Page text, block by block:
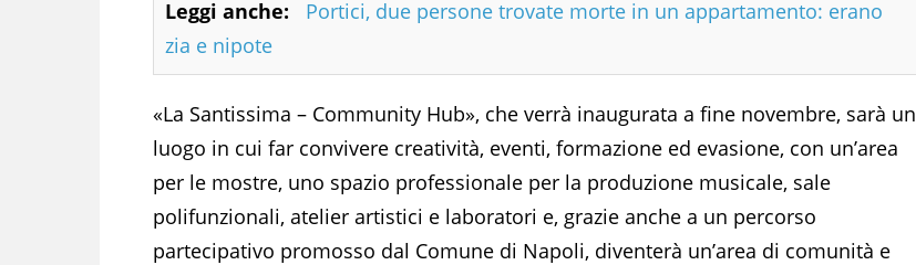
Leggi anche:
Portici, due persone trovate morte in un appartamento: erano
zia e nipote
«La Santissima – Community Hub», che verrà inaugurata a fine novembre, sarà un
luogo in cui far convivere creatività, eventi, formazione ed evasione, con un’area
per le mostre, uno spazio professionale per la produzione musicale, sale
polifunzionali, atelier artistici e laboratori e, grazie anche a un percorso
partecipativo promosso dal Comune di Napoli, diventerà un’area di comunità e